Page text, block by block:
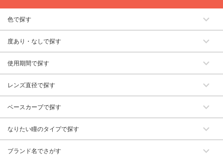
色で探す
度あり・なしで探す
使用期間で探す
レンズ直径で探す
ベースカーブで探す
なりたい瞳のタイプで探す
ブランド名でさがす